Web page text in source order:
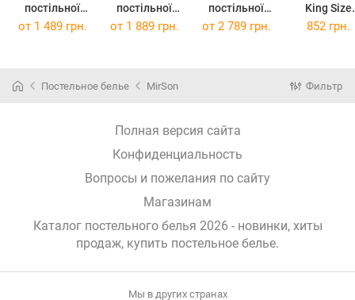
постільної
білизни
Marvel Бязь
постільної
білизни King
постільної
білизни
King Size
220x240 см
от 1 489 грн. от 1 889 грн. от 2 789 грн. 852 грн.
Постельное белье MirSon Фильтр
Полная версия сайта
Конфиденциальность
Вопросы и пожелания по сайту
Магазинам
Каталог постельного белья 2026 - новинки, хиты
продаж, купить постельное белье.
Мы в других странах